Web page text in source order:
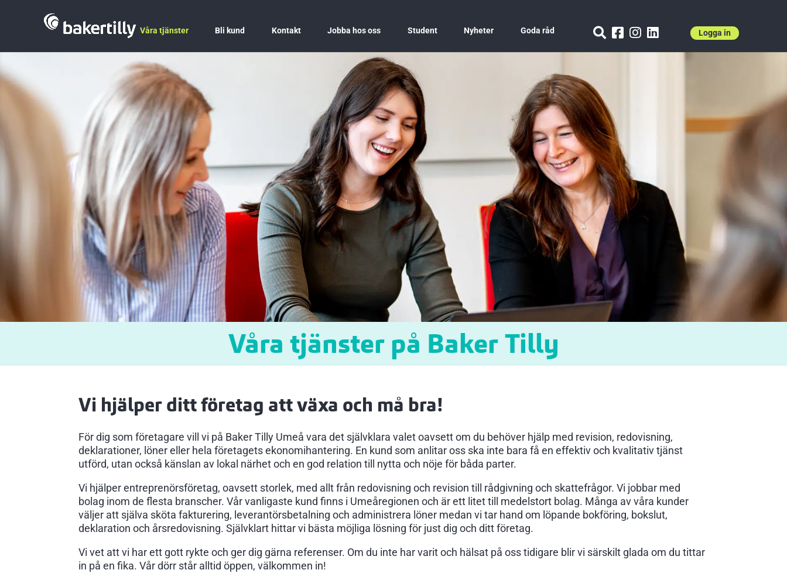
Våra tjänster Bli kund Kontakt Jobba hos oss Student Nyheter Goda råd Logga in
Våra tjänster på Baker Tilly
Vi hjälper ditt företag att växa och må bra!
För dig som företagare vill vi på Baker Tilly Umeå vara det självklara valet oavsett om du behöver hjälp med revision, redovisning,
deklarationer, löner eller hela företagets ekonomihantering. En kund som anlitar oss ska inte bara få en effektiv och kvalitativ tjänst
utförd, utan också känslan av lokal närhet och en god relation till nytta och nöje för båda parter.
Vi hjälper entreprenörsföretag, oavsett storlek, med allt från redovisning och revision till rådgivning och skattefrågor. Vi jobbar med
bolag inom de flesta branscher. Vår vanligaste kund finns i Umeåregionen och är ett litet till medelstort bolag. Många av våra kunder
väljer att själva sköta fakturering, leverantörsbetalning och administrera löner medan vi tar hand om löpande bokföring, bokslut,
deklaration och årsredovisning. Självklart hittar vi bästa möjliga lösning för just dig och ditt företag.
Vi vet att vi har ett gott rykte och ger dig gärna referenser. Om du inte har varit och hälsat på oss tidigare blir vi särskilt glada om du tittar
in på en fika. Vår dörr står alltid öppen, välkommen in!